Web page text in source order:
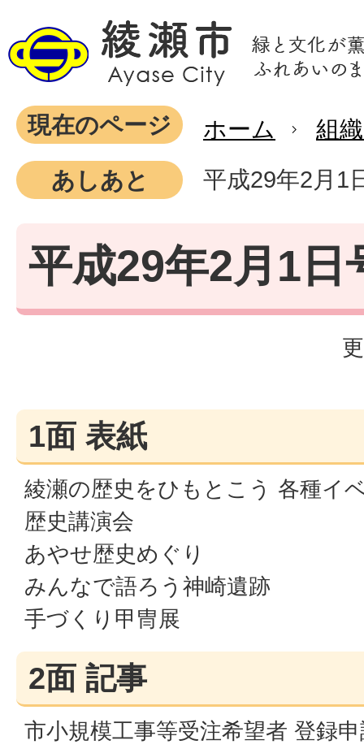
現在のページ ホーム
組
あしあと
平成29年2月1
平成29年2月1日
1面 表紙
綾瀬の歴史をひもとこう 各種イ
歴史講演会
あやせ歴史めぐり
みんなで語ろう神崎遺跡
手づくり甲冑展
2面 記事
市小規模工事等受注希望者 登録